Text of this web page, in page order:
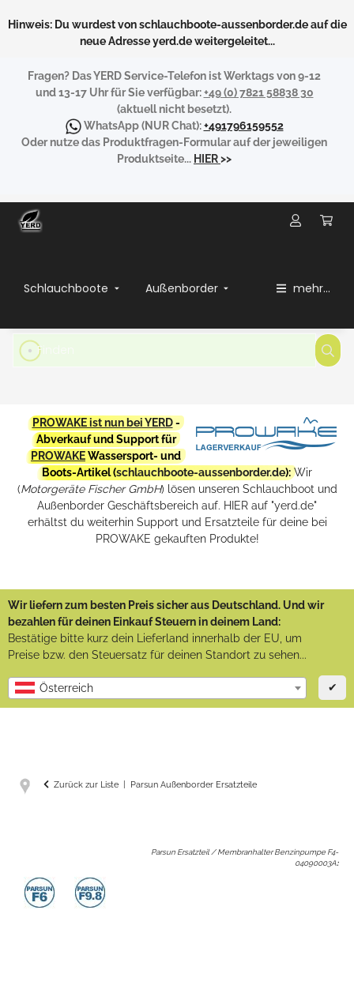
Hinweis: Du wurdest von schlauchboote-aussenborder.de auf die
neue Adresse yerd.de weitergeleitet...
Fragen? Das YERD Service-Telefon ist Werktags von 9-12
und 13-17 Uhr für Sie verfügbar:+49 (0) 7821 58838 30
(aktuell nicht besetzt).
WhatsApp(NUR Chat):+491796159552
Oder nutze das Produktfragen-Formular auf der jeweiligen
Produktseite... HIER>>
Schlauchboote Außenborder mehr...
PROWAKE ist nun bei YERD-
Abverkauf und Support für
PROWAKEWassersport- und
Boots-Artikel (schlauchboote-aussenborder.de): Wir
(Motorgeräte Fischer GmbH) lösen unseren Schlauchboot und
Außenborder Geschäftsbereich auf. HIER auf "yerd.de"
erhältst du weiterhin Support und Ersatzteile für deine bei
PROWAKE gekauften Produkte!
Wir liefern zum besten Preis sicher aus Deutschland. Und wir
bezahlen für deinen Einkauf Steuern in deinem Land:
Bestätige bitte kurz dein Lieferland innerhalb der EU, um
Preise bzw. den Steuersatz für deinen Standort zu sehen...
Österreich ✔
Zurück zur Liste Parsun Außenborder Ersatzteile
Parsun Ersatzteil / Membranhalter Benzinpumpe F4-
04090003A: